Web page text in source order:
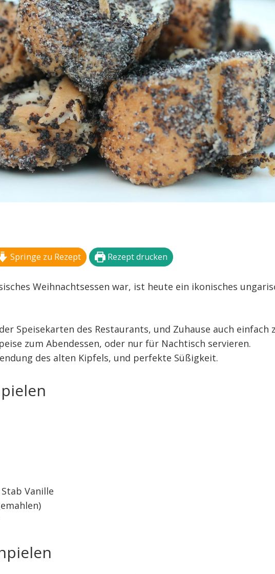
Springe zu Rezept Rezept drucken
Weihnachtsessen war, ist heute ein ikonisches
Speisekarten des Restaurants, und Zuhause auch einfach
zum Abendessen, oder nur für Nachtisch servieren.
des alten Kipfels, und perfekte Süßigkeit.
Vanille